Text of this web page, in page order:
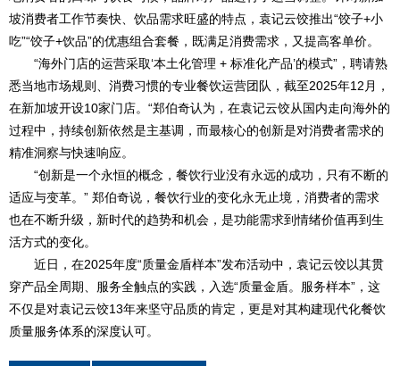
坡消费者工作节奏快、饮品需求旺盛的特点，袁记云饺推出“饺子+小
吃”“饺子+饮品”的优惠组合套餐，既满足消费需求，又提高客单价。
“海外门店的运营采取‘本土化管理 + 标准化产品’的模式”，聘请熟
悉当地市场规则、消费习惯的专业餐饮运营团队，截至2025年12月，
在新加坡开设10家门店。“郑伯奇认为，在袁记云饺从国内走向海外的
过程中，持续创新依然是主基调，而最核心的创新是对消费者需求的
精准洞察与快速响应。
“创新是一个永恒的概念，餐饮行业没有永远的成功，只有不断的
适应与变革。” 郑伯奇说，餐饮行业的变化永无止境，消费者的需求
也在不断升级，新时代的趋势和机会，是功能需求到情绪价值再到生
活方式的变化。
近日，在2025年度“质量金盾样本”发布活动中，袁记云饺以其贯
穿产品全周期、服务全触点的实践，入选“质量金盾。服务样本”，这
不仅是对袁记云饺13年来坚守品质的肯定，更是对其构建现代化餐饮
质量服务体系的深度认可。